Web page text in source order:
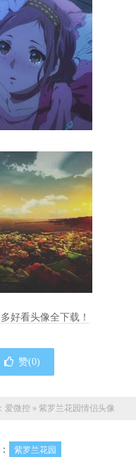
好看头像全下载！
赞(0)
爱微控 » 紫罗兰花园情侣头像
紫罗兰花园